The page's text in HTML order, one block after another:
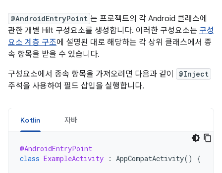
@AndroidEntryPoint 는 프로젝트의 각 Android 클래스에
관한 개별 Hilt 구성요소를 생성합니다. 이러한 구성요소는 구성
요소 계층 구조에 설명된 대로 해당하는 각 상위 클래스에서 종
속 항목을 받을 수 있습니다.
구성요소에서 종속 항목을 가져오려면 다음과 같이
@Inject
주석을 사용하여 필드 삽입을 실행합니다.
Kotlin 자바
@AndroidEntryPoint
class ExampleActivity : AppCompatActivity() {